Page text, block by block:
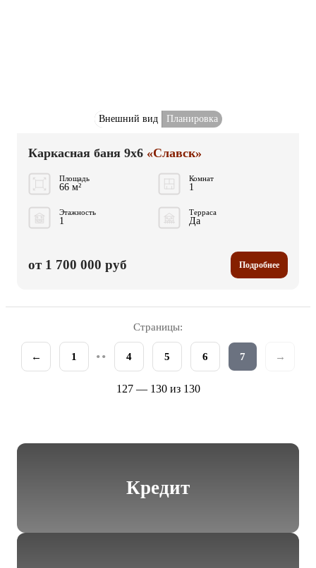
Внешний вид Планировка
Каркасная баня 9x6 «Славск»
Площадь
66 м²
Комнат
1
Этажность
1
Терраса
Да
от 1 700 000 руб Подробнее
Страницы:
← 1 •• 4 5 6 7 →
127 — 130 из 130
Кредит